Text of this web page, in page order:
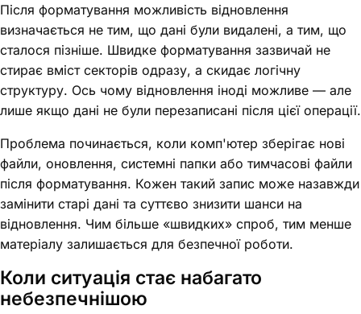
Після форматування можливість відновлення
визначається не тим, що дані були видалені, а тим, що
сталося пізніше. Швидке форматування зазвичай не
стирає вміст секторів одразу, а скидає логічну
структуру. Ось чому відновлення іноді можливе — але
лише якщо дані не були перезаписані після цієї операції.
Проблема починається, коли комп'ютер зберігає нові
файли, оновлення, системні папки або тимчасові файли
після форматування. Кожен такий запис може назавжди
замінити старі дані та суттєво знизити шанси на
відновлення. Чим більше «швидких» спроб, тим менше
матеріалу залишається для безпечної роботи.
Коли ситуація стає набагато
небезпечнішою